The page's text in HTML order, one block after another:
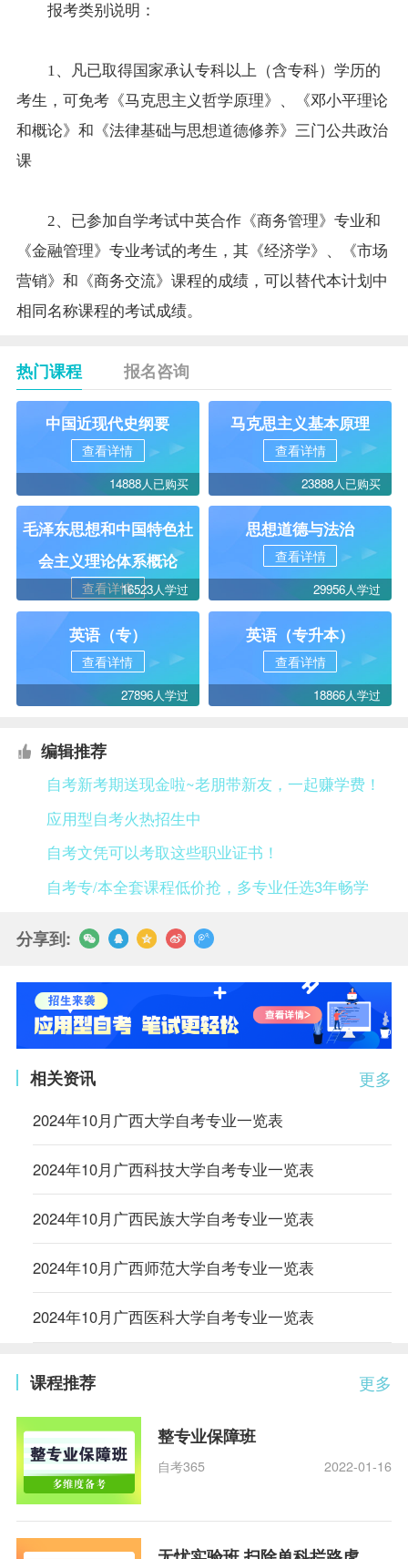
报考类别说明：
1、凡已取得国家承认专科以上（含专科）学历的
考生，可免考《马克思主义哲学原理》、《邓小平理论
和概论》和《法律基础与思想道德修养》三门公共政治
课
2、已参加自学考试中英合作《商务管理》专业和
《金融管理》专业考试的考生，其《经济学》、《市场
营销》和《商务交流》课程的成绩，可以替代本计划中
相同名称课程的考试成绩。
热门课程 报名咨询
中国近现代史纲要
查看详情
14888人已购买
马克思主义基本原理
查看详情
23888人已购买
毛泽东思想和中国特色社
会主义理论体系概论
查看详情16523人学过
思想道德与法治
查看详情
29956人学过
英语（专）
查看详情
27896人学过
英语（专升本）
查看详情
18866人学过
编辑推荐
自考新考期送现金啦~老朋带新友，一起赚学费！
应用型自考火热招生中
自考文凭可以考取这些职业证书！
自考专/本全套课程低价抢，多专业任选3年畅学
分享到:
更多
相关资讯
2024年10月广西大学自考专业一览表
2024年10月广西科技大学自考专业一览表
2024年10月广西民族大学自考专业一览表
2024年10月广西师范大学自考专业一览表
2024年10月广西医科大学自考专业一览表
更多
课程推荐
整专业保障班
自考365 2022-01-16